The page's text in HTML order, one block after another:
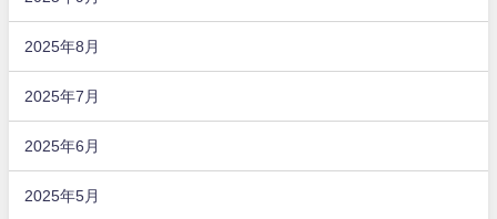
2025年8月
2025年7月
2025年6月
2025年5月